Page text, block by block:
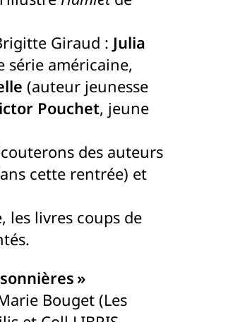
Giraud : Julia
américaine,
(auteur jeunesse
Pouchet, jeune
des auteurs
cette rentrée) et
les livres coups de
»
Bouget (Les